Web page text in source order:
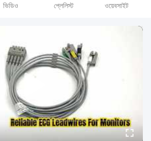
ভিডিও প্লেলিস্ট ওয়েবসাইট